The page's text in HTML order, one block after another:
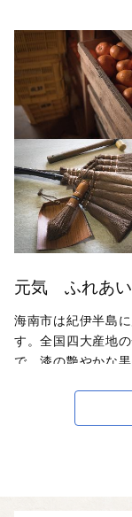
元気 ふれあ
海南市は紀伊半島
す。全国四大産地
で、漆の艶やかな
産業は、時代の変
で全国一のシェア